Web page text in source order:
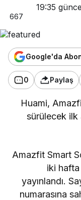
19:35
667
Google'da
0 Paylaş
Huami,
sürülecek ilk
Amazfit Smart
iki
yayınlandı.
numarasına